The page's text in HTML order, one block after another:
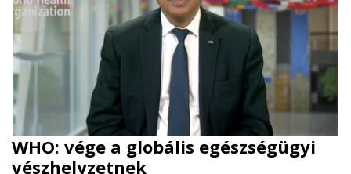
WHO: vége a globális egészségügyi
vészhelyzetnek